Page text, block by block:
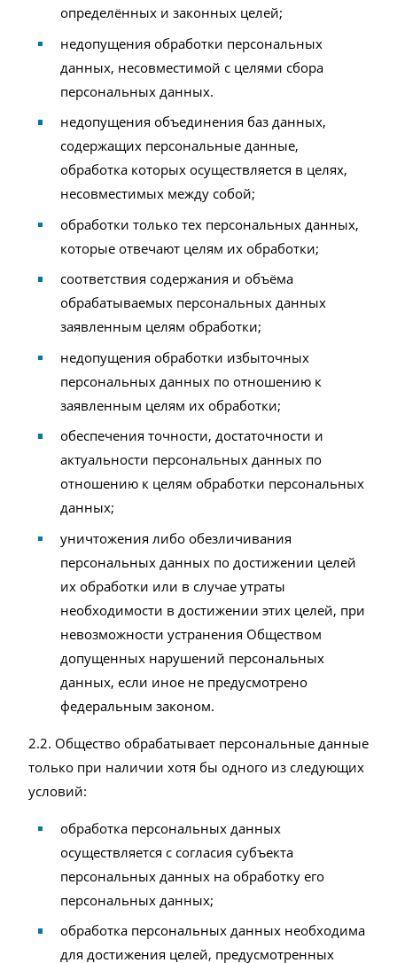
определённых и законных целей;
недопущения обработки персональных
данных, несовместимой с целями сбора
персональных данных.
недопущения объединения баз данных,
содержащих персональные данные,
обработка которых осуществляется в целях,
несовместимых между собой;
обработки только тех персональных данных,
которые отвечают целям их обработки;
соответствия содержания и объёма
обрабатываемых персональных данных
заявленным целям обработки;
недопущения обработки избыточных
персональных данных по отношению к
заявленным целям их обработки;
обеспечения точности, достаточности и
актуальности персональных данных по
отношению к целям обработки персональных
данных;
уничтожения либо обезличивания
персональных данных по достижении целей
их обработки или в случае утраты
необходимости в достижении этих целей, при
невозможности устранения Обществом
допущенных нарушений персональных
данных, если иное не предусмотрено
федеральным законом.
2.2. Общество обрабатывает персональные данные
только при наличии хотя бы одного из следующих
условий:
обработка персональных данных
осуществляется с согласия субъекта
персональных данных на обработку его
персональных данных;
обработка персональных данных необходима
для достижения целей, предусмотренных